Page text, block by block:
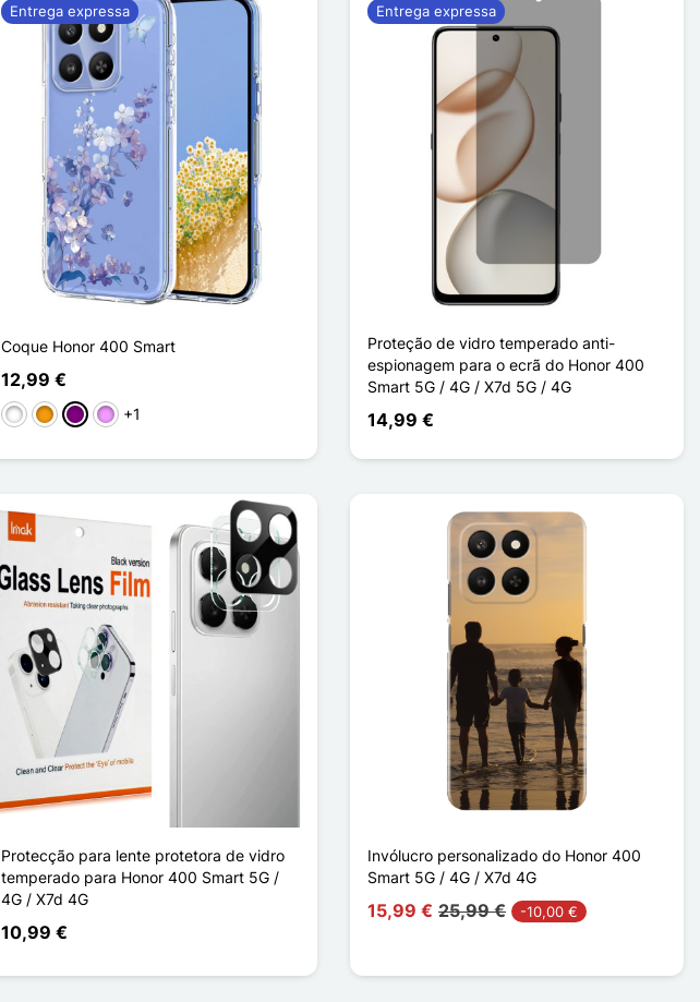
Coque Honor 400 Smart
12,99 €
BrancoLaranjaPúrpuraVioleta ligeira
+1
Entrega expressa
Proteção de vidro temperado anti-
espionagem para o ecrã do Honor 400
Smart 5G / 4G / X7d 5G / 4G
14,99 €
Entrega expressa
Protecção para lente protetora de vidro
temperado para Honor 400 Smart 5G /
4G / X7d 4G
10,99 €
Invólucro personalizado do Honor 400
Smart 5G / 4G / X7d 4G
15,99 € 25,99 € -10,00 €